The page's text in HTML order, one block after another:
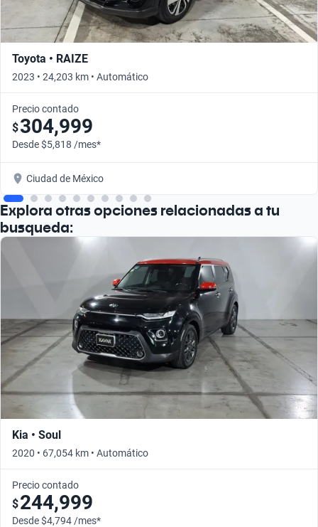
Toyota • RAIZE
2023 • 24,203 km • Automático
Precio contado
$304,999
Desde $5,818 /mes*
Ciudad de México
Explora otras opciones relacionadas a tu
busqueda:
Kia • Soul
2020 • 67,054 km • Automático
Precio contado
$244,999
Desde $4,794 /mes*